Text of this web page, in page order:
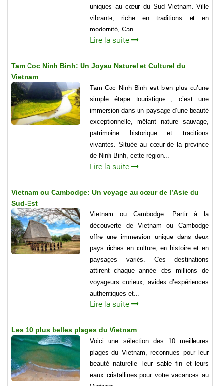
uniques au cœur du Sud Vietnam. Ville
vibrante, riche en traditions et en
modernité, Can...
Lire la suite
Tam Coc Ninh Binh: Un Joyau Naturel et Culturel du
Vietnam
Tam Coc Ninh Binh est bien plus qu’une
simple étape touristique ; c’est une
immersion dans un paysage d’une beauté
exceptionnelle, mêlant nature sauvage,
patrimoine historique et traditions
vivantes. Située au cœur de la province
de Ninh Binh, cette région...
Lire la suite
Vietnam ou Cambodge: Un voyage au cœur de l’Asie du
Sud-Est
Vietnam ou Cambodge: Partir à la
découverte de Vietnam ou Cambodge
offre une immersion unique dans deux
pays riches en culture, en histoire et en
paysages variés. Ces destinations
attirent chaque année des millions de
voyageurs curieux, avides d’expériences
authentiques et...
Lire la suite
Les 10 plus belles plages du Vietnam
Voici une sélection des 10 meilleures
plages du Vietnam, reconnues pour leur
beauté naturelle, leur sable fin et leurs
eaux cristallines pour votre vacances au